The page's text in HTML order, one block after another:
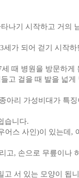
나기 시작하고 거의
세가 되어 걷기 시작
때 병원을 방문하게
고 걸을 때 발을 넓
아리 가성비대가 특
습니다.
어스 사인)이 있는데,
고, 손으로 무릎이나
고 서 있는 모양이 됩